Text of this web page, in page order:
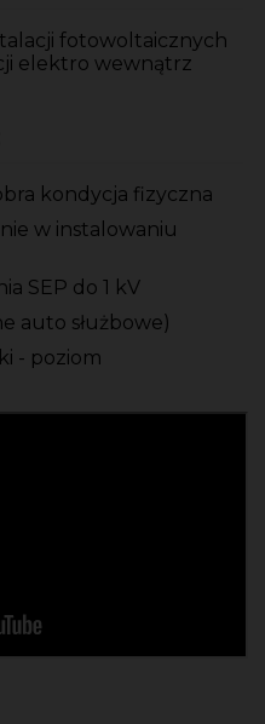
fotowoltaicznych
elektro wewnątrz
kondycja fizyczna
w instalowaniu
SEP do 1 kV
auto służbowe)
- poziom